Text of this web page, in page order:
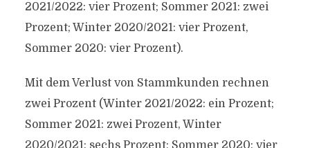
2021/2022: vier Prozent; Sommer 2021: zwei
Prozent; Winter 2020/2021: vier Prozent,
Sommer 2020: vier Prozent).
Mit dem Verlust von Stammkunden rechnen
zwei Prozent (Winter 2021/2022: ein Prozent;
Sommer 2021: zwei Prozent, Winter
2020/2021: sechs Prozent; Sommer 2020: vier